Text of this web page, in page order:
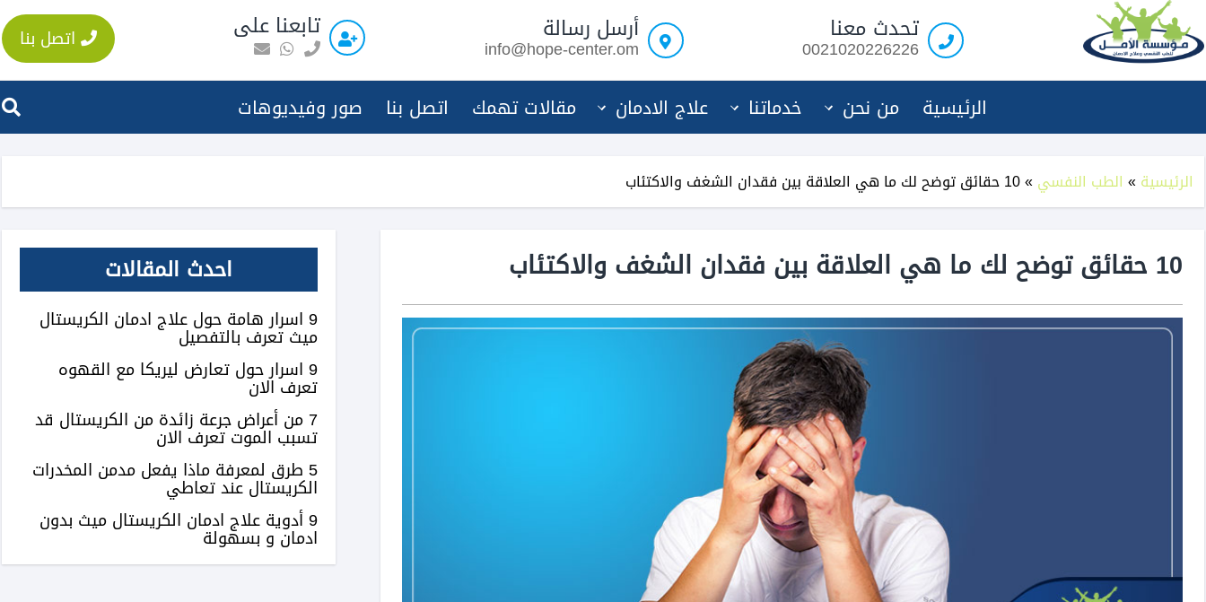
لعلاج
الادمان
تحدث معنا
0021020226226
أرسل رسالة
info@hope-center.om
تابعنا على اتصل بنا
الرئيسية من نحن خدماتنا علاج الادمان مقالات تهمك اتصل بنا صور وفيديوهات
الرئيسية» الطب النفسي»10 حقائق توضح لك ما هي العلاقة بين فقدان الشغف والاكتئاب
10 حقائق توضح لك ما هي العلاقة بين فقدان الشغف والاكتئاب احدث المقالات
9 اسرار هامة حول علاج ادمان الكريستال
ميث تعرف بالتفصيل
9 اسرار حول تعارض ليريكا مع القهوه
تعرف الان
7 من أعراض جرعة زائدة من الكريستال قد
تسبب الموت تعرف الان
5 طرق لمعرفة ماذا يفعل مدمن المخدرات
الكريستال عند تعاطي
9 أدوية علاج ادمان الكريستال ميث بدون
ادمان و بسهولة